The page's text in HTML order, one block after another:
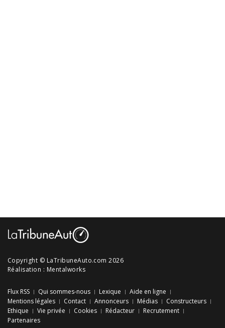
Copyright © LaTribuneAuto.com 2026
Réalisation : Mentalworks
Flux RSS Qui sommes-nous Lexique
Aide en ligne
Mentions légales
Contact Annonceurs Médias
Constructeurs
Ethique
Vie privée Cookies Rédacteur
Recrutement
Partenaires